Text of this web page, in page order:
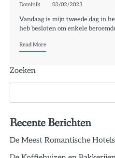
Dominik 03/02/2023
Vandaag is mijn tweede dag in
heb besloten om enkele
Read More
Zoeken
Recente Berichten
De Meest Romantische